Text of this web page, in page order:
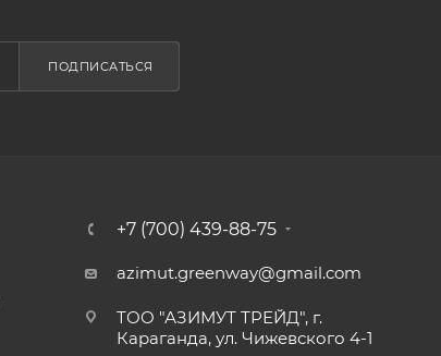
ПОДПИСАТЬСЯ
+7 (700) 439-88-75
azimut.greenway@gmail.com
ТОО "АЗИМУТ ТРЕЙД", г.
Караганда, ул. Чижевского 4-1